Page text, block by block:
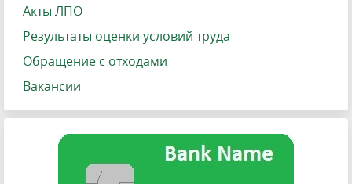
Акты ЛПО
Результаты оценки условий труда
Обращение с отходами
Вакансии